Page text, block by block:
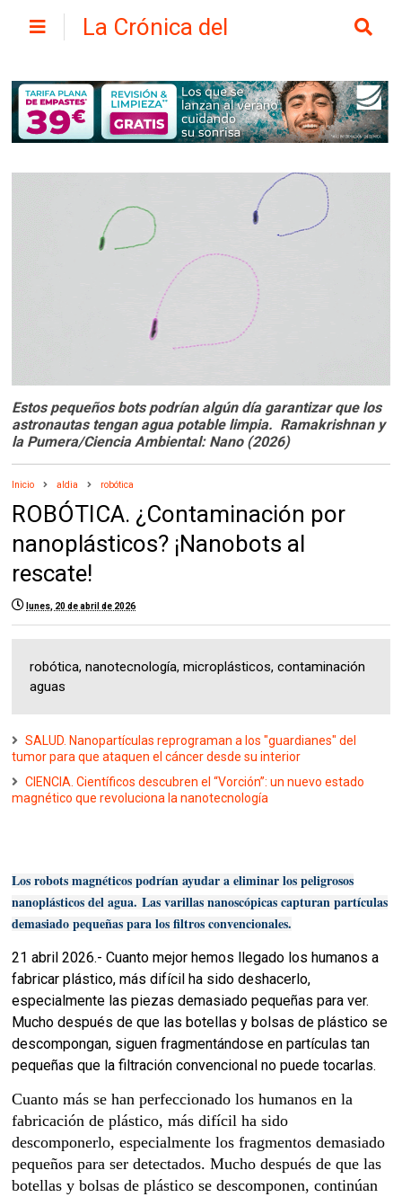
La Crónica del
Estos pequeños bots podrían algún día garantizar que los
astronautas tengan agua potable limpia. Ramakrishnan y
la Pumera/Ciencia Ambiental: Nano (2026)
Inicio aldia robótica
ROBÓTICA. ¿Contaminación por
nanoplásticos? ¡Nanobots al
rescate!
lunes, 20 de abril de 2026
robótica, nanotecnología, microplásticos, contaminación
aguas
SALUD. Nanopartículas reprograman a los "guardianes" del
tumor para que ataquen el cáncer desde su interior
CIENCIA. Científicos descubren el “Vorción”: un nuevo estado
magnético que revoluciona la nanotecnología
Los robots magnéticos podrían ayudar a eliminar los peligrosos
nanoplásticos del agua.Las varillas nanoscópicas capturan partículas
demasiado pequeñas para los filtros convencionales.
21 abril 2026.- Cuanto mejor hemos llegado los humanos a
fabricar plástico, más difícil ha sido deshacerlo,
especialmente las piezas demasiado pequeñas para ver.
Mucho después de que las botellas y bolsas de plástico se
descompongan, siguen fragmentándose en partículas tan
pequeñas que la filtración convencional no puede tocarlas.
Cuanto más se han perfeccionado los humanos en la
fabricación de plástico, más difícil ha sido
descomponerlo, especialmente los fragmentos demasiado
pequeños para ser detectados. Mucho después de que las
botellas y bolsas de plástico se descomponen, continúan